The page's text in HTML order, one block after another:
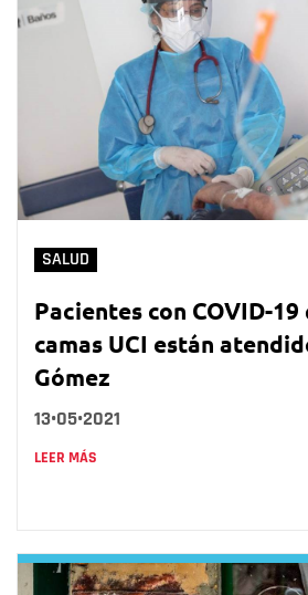
SALUD
Pacientes con COVID-
camas UCI están
Gómez
13•05•2021
LEER MÁS